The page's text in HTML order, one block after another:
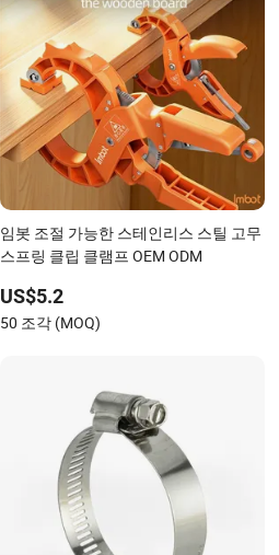
임봇 조절 가능한 스테인리스 스틸 고무
스프링 클립 클램프 OEM ODM
US$5.2
50 조각 (MOQ)